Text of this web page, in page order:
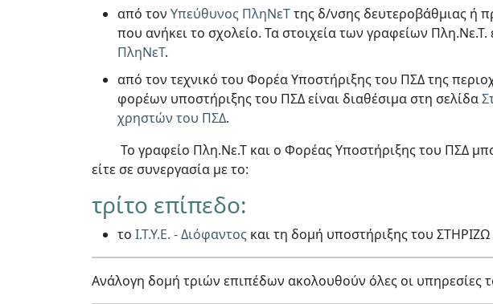
από τον Υπεύθυνος ΠληΝεΤτης δ/νσης δευτεροβάθμιας ή
που ανήκει το σχολείο. Τα στοιχεία των γραφείων Πλη.Νε.Τ.
ΠληΝεΤ.
από τον τεχνικό του Φορέα Υποστήριξης του ΠΣΔ της
φορέων υποστήριξης του ΠΣΔ είναι διαθέσιμα στη σελίδα
χρηστών του ΠΣΔ.
Το γραφείο Πλη.Νε.Τ και ο Φορέας Υποστήριξης του ΠΣΔ
είτε σε συνεργασία με το:
τρίτο επίπεδο:
το Ι.Τ.Υ.Ε. - Διόφαντος και τη δομή υποστήριξης του ΣΤΗΡΙΖΩ
Ανάλογη δομή τριών επιπέδων ακολουθούν όλες οι υπηρεσίες